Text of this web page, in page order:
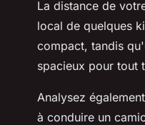
La distance de
local de quelques
compact, tandis
spacieux pour tout
Analysez
à conduire un